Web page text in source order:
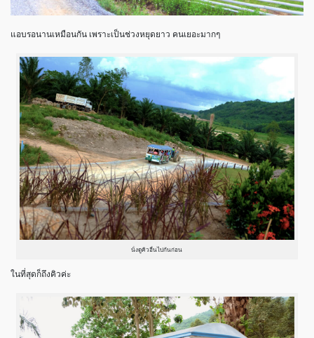
แอบรอนานเหมือนกัน เพราะเป็นช่วงหยุดยาว คนเยอะมากๆ
นั่งดูคิวอื่นไปกันก่อน
ในที่สุดก็ถึงคิวค่ะ